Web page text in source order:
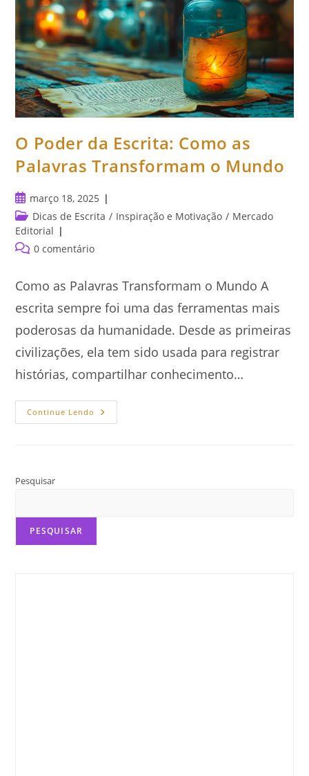
O Poder da Escrita: Como as
Palavras Transformam o Mundo
Post
publicado:
março 18, 2025
Categoria
do
post:
Dicas de Escrita / Inspiração e Motivação / Mercado
Editorial
Comentários
0 comentário
Como as Palavras Transformam o Mundo A
escrita sempre foi uma das ferramentas mais
poderosas da humanidade. Desde as primeiras
civilizações, ela tem sido usada para registrar
histórias, compartilhar conhecimento…
Continue Lendo O
Poder
Pesquisar
PESQUISAR